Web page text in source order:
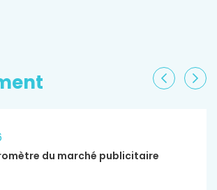
du marché publicitaire